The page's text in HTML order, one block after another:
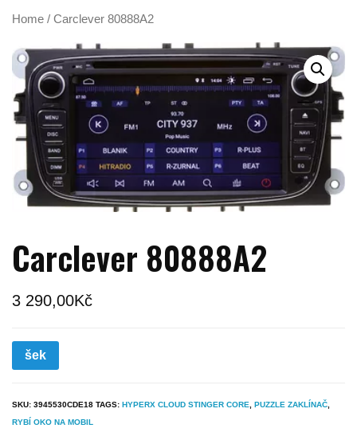
Home / Carclever 80888A2
Carclever 80888A2
3 290,00Kč
šek
SKU: 3945530CDE18 TAGS: HYPERX CLOUD STINGER CORE, PUZZLE ZAKLÍNAČ,
RYBÍ OKO NA MOBIL